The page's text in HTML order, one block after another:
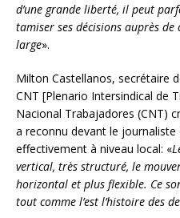
d’une grande liberté, il peut
tamiser ses décisions auprès
large».
Milton Castellanos, secrétaire
CNT [Plenario Intersindical de
Nacional Trabajadores (CNT)
a reconnu devant le journaliste
effectivement à niveau local: «
vertical, très structuré, le
horizontal et plus flexible. Ce
tout comme l’est l’histoire des